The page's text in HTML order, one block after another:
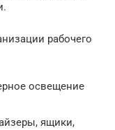
рабочего
освещение
ящики,